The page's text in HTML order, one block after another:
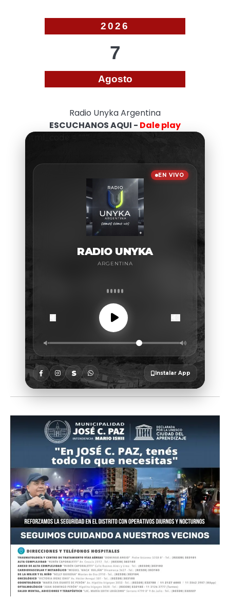
2026
7
Agosto
Radio Unyka Argentina
ESCUCHANOS AQUI - Dale play